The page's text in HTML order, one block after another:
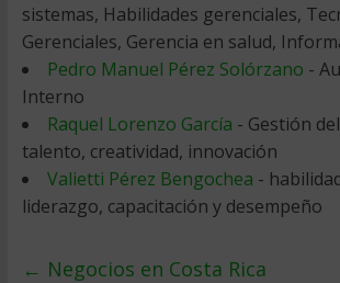
sistemas, Habilidades gerenciales,
Gerenciales, Gerencia en salud,
Pedro Manuel Pérez Solórzano -
Interno
Raquel Lorenzo García - Gestión
talento, creatividad, innovación
Valietti Pérez Bengochea -
liderazgo, capacitación y desempeño
← Negocios en Costa Rica